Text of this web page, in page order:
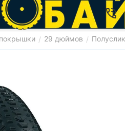
/ 29 дюймов /